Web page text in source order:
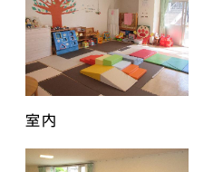
室内